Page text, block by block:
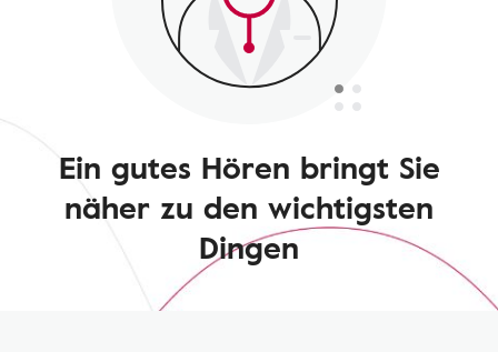
Ein gutes Hören bringt Sie
näher zu den wichtigsten
Dingen